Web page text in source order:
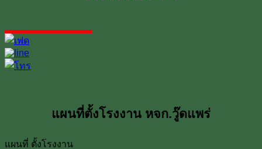
แผนที่ตั้งโรงงาน หจก.วู๊ดแพร่
แผนที่ ตั้งโรงงาน